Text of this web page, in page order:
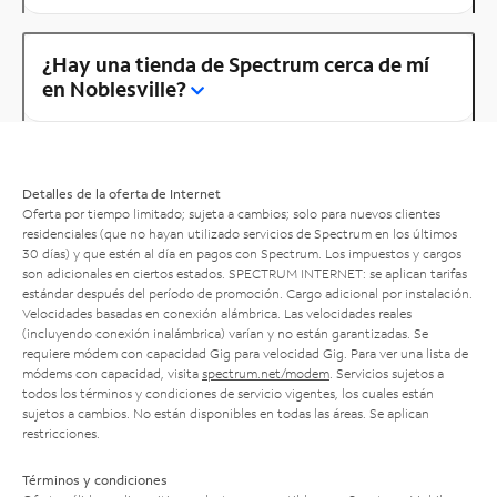
¿Hay una tienda de Spectrum cerca de mí
en Noblesville?
Detalles de la oferta de Internet
Oferta por tiempo limitado; sujeta a cambios; solo para nuevos clientes
residenciales (que no hayan utilizado servicios de Spectrum en los últimos
30 días) y que estén al día en pagos con Spectrum. Los impuestos y cargos
son adicionales en ciertos estados. SPECTRUM INTERNET: se aplican tarifas
estándar después del período de promoción. Cargo adicional por instalación.
Velocidades basadas en conexión alámbrica. Las velocidades reales
(incluyendo conexión inalámbrica) varían y no están garantizadas. Se
requiere módem con capacidad Gig para velocidad Gig. Para ver una lista de
módems con capacidad, visita spectrum.net/modem . Servicios sujetos a
todos los términos y condiciones de servicio vigentes, los cuales están
sujetos a cambios. No están disponibles en todas las áreas. Se aplican
restricciones.
Términos y condiciones